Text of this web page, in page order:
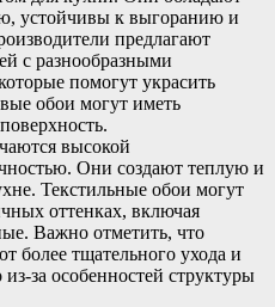
устойчивы к выгоранию и
предлагают
с разнообразными
помогут украсить
обои могут иметь
высокой
Они создают теплую и
Текстильные обои могут
оттенках, включая
Важно отметить, что
более тщательного ухода и
за особенностей структуры